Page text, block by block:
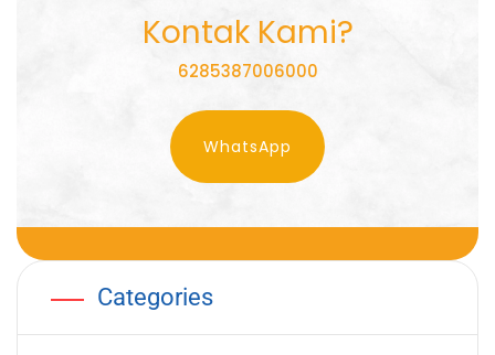
Kontak Kami?
6285387006000
WhatsApp
Categories